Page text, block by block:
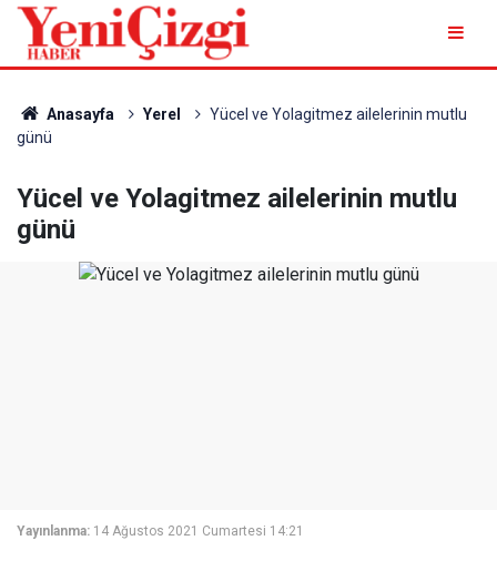
Anasayfa Yerel
Yücel ve Yolagitmez ailelerinin mutlu
günü
Yücel ve Yolagitmez ailelerinin mutlu
günü
Yayınlanma: 14 Ağustos 2021 Cumartesi 14:21